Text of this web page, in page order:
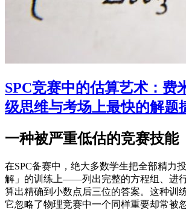
SPC竞赛中的估算艺术：费
级思维与考场上最快的解题
一种被严重低估的竞赛技能
在SPC备赛中，绝大多数学生把全部精力
解」的训练上——列出完整的方程组、进行
算出精确到小数点后三位的答案。这种训
它忽略了物理竞赛中一个同样重要却常被